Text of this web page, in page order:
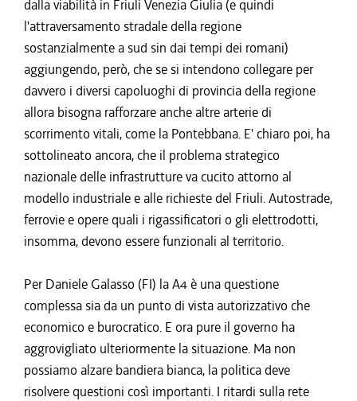
dalla viabilità in Friuli Venezia Giulia (e quindi
l'attraversamento stradale della regione
sostanzialmente a sud sin dai tempi dei romani)
aggiungendo, però, che se si intendono collegare per
davvero i diversi capoluoghi di provincia della regione
allora bisogna rafforzare anche altre arterie di
scorrimento vitali, come la Pontebbana. E' chiaro poi, ha
sottolineato ancora, che il problema strategico
nazionale delle infrastrutture va cucito attorno al
modello industriale e alle richieste del Friuli. Autostrade,
ferrovie e opere quali i rigassificatori o gli elettrodotti,
insomma, devono essere funzionali al territorio.
Per Daniele Galasso (FI) la A4 è una questione
complessa sia da un punto di vista autorizzativo che
economico e burocratico. E ora pure il governo ha
aggrovigliato ulteriormente la situazione. Ma non
possiamo alzare bandiera bianca, la politica deve
risolvere questioni così importanti. I ritardi sulla rete